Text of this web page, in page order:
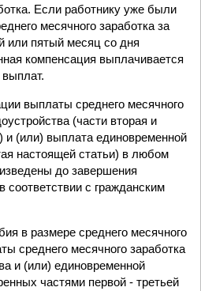
Если работнику уже были
месячного заработка за
или пятый месяц со дня
компенсация выплачивается
выплаты среднего месячного
(части вторая и
и (или) выплата единовременной
настоящей статьи) в любом
до завершения
соответствии с гражданским
в размере среднего месячного
среднего месячного заработка
и (или) единовременной
частями первой - третьей